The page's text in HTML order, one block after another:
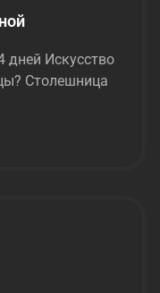
дней Искусство
Столешница